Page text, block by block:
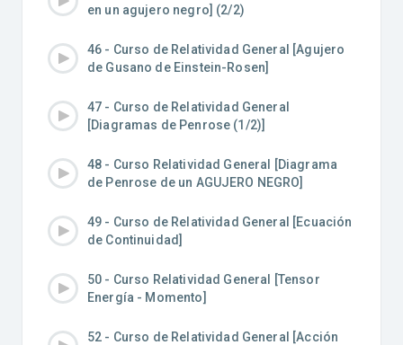
en un agujero negro] (2/2)
46 - Curso de Relatividad General [Agujero
de Gusano de Einstein-Rosen]
47 - Curso de Relatividad General
[Diagramas de Penrose (1/2)]
48 - Curso Relatividad General [Diagrama
de Penrose de un AGUJERO NEGRO]
49 - Curso de Relatividad General [Ecuación
de Continuidad]
50 - Curso Relatividad General [Tensor
Energía - Momento]
52 - Curso de Relatividad General [Acción